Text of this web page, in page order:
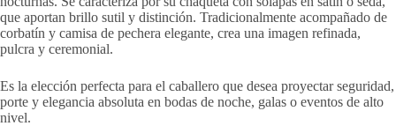
que aportan brillo sutil y distinción. Tradicionalmente acompañado de
corbatín y camisa de pechera elegante, crea una imagen refinada,
pulcra y ceremonial.
Es la elección perfecta para el caballero que desea proyectar seguridad,
porte y elegancia absoluta en bodas de noche, galas o eventos de alto
nivel.